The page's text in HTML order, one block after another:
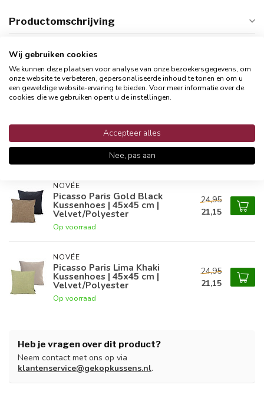
Productomschrijving
Reviews
Gerelateerde producten
Picasso Paris Orange Brick
Kussenhoes | 45x45 cm |
Velvet/Polyester
24,95
21,15
NOVÉE
Picasso Paris Gold Black
Kussenhoes | 45x45 cm |
Velvet/Polyester
Op voorraad
24,95
21,15
NOVÉE
Picasso Paris Lima Khaki
Kussenhoes | 45x45 cm |
Velvet/Polyester
Op voorraad
24,95
21,15
Heb je vragen over dit product?
Neem contact met ons op via
klantenservice@gekopkussens.nl.
Wij gebruiken cookies
We kunnen deze plaatsen voor analyse van onze bezoekersgegevens, om
onze website te verbeteren, gepersonaliseerde inhoud te tonen en om u
een geweldige website-ervaring te bieden. Voor meer informatie over de
cookies die we gebruiken opent u de instellingen.
Accepteer alles
Nee, pas aan